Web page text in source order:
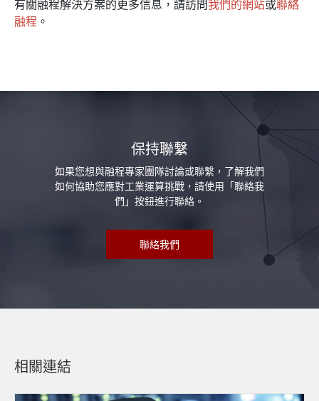
有關融程解決方案的更多信息，請訪問我們的網站或聯絡
融程 。
保持聯繫
如果您想與融程專家團隊討論或聯繫，了解我們
如何協助您應對工業運算挑戰，請使用「聯絡我
們」按鈕進行聯絡。
聯絡我們
相關連結